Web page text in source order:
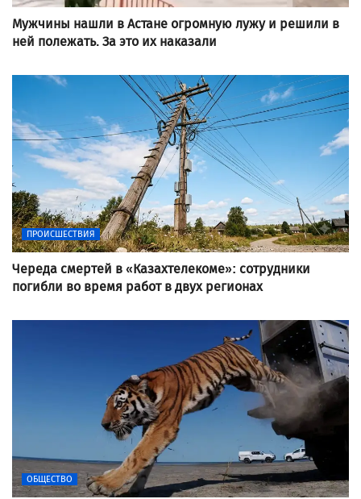
Мужчины нашли в Астане огромную лужу и решили в
ней полежать. За это их наказали
ПРОИСШЕСТВИЯ
Череда смертей в «Казахтелекоме»: сотрудники
погибли во время работ в двух регионах
ОБЩЕСТВО